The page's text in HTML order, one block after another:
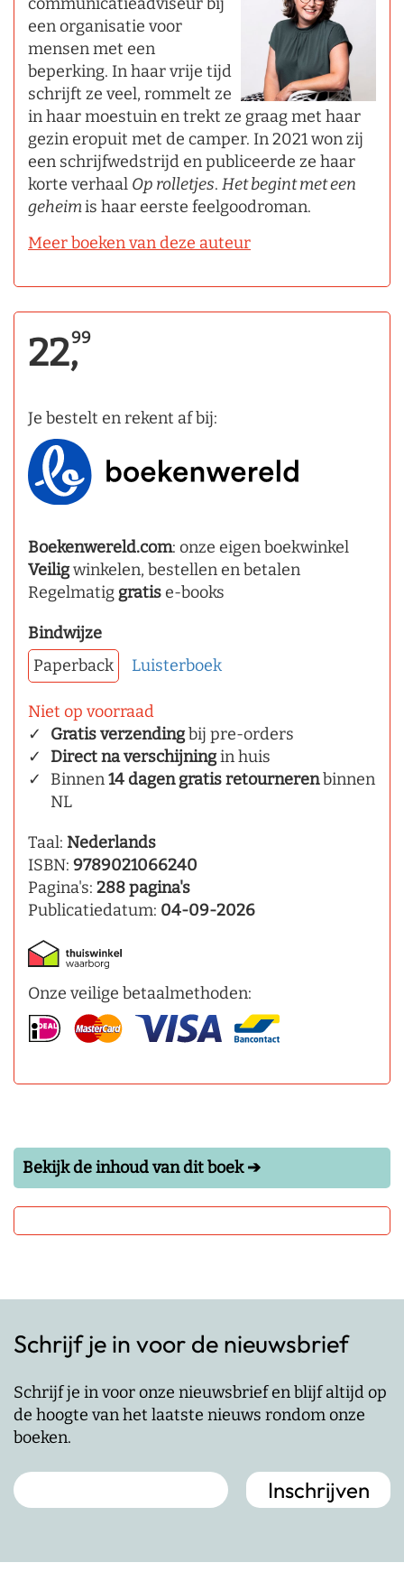
een organisatie voor
mensen met een
beperking. In haar vrije tijd
schrijft ze veel, rommelt ze
in haar moestuin en trekt ze graag met haar
gezin eropuit met de camper. In 2021 won zij
een schrijfwedstrijd en publiceerde ze haar
korte verhaal Op rolletjes. Het begint met een
geheimis haar eerste feelgoodroman.
Meer boeken van deze auteur
22,99
Je bestelt en rekent af bij:
Boekenwereld.com: onze eigen boekwinkel
Veiligwinkelen, bestellen en betalen
Regelmatig gratise-books
Bindwijze
Paperback
Luisterboek
Niet op voorraad
Gratis verzendingbij pre-orders
Direct na verschijningin huis
Binnen14 dagen gratis retournerenbinnen
NL
Taal: Nederlands
ISBN: 9789021066240
Pagina's: 288 pagina's
Publicatiedatum: 04-09-2026
Onze veilige betaalmethoden:
Bekijk de inhoud van dit boek ➔
Schrijf je in voor de nieuwsbrief
Schrijf je in voor onze nieuwsbrief en blijf altijd op
de hoogte van het laatste nieuws rondom onze
boeken.